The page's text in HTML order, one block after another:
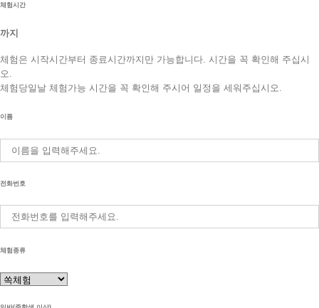
체험시간
까지
체험은 시작시간부터 종료시간까지만 가능합니다. 시간을 꼭 확인해 주십시
오.
체험당일날 체험가능 시간을 꼭 확인해 주시어 일정을 세워주십시오.
이름
전화번호
체험종류